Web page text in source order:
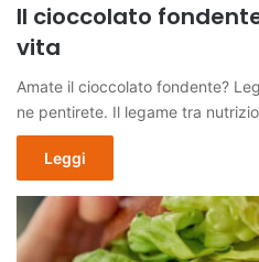
Il cioccolato
vita
Amate il cioccolato fondente?
ne pentirete. Il legame tra
Leggi